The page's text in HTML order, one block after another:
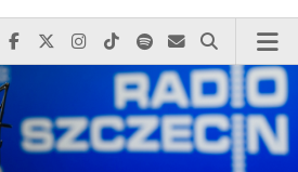
Najlepiej po prostu do nas zadzwoń
Odwiedź nas na Facebook-u
Odwiedź nas na X
Odwiedź nas na Instagram-ie
Odwiedź nas na TikTok-u
Szukaj nas na Spotify
Wyślij do nas
Szukaj